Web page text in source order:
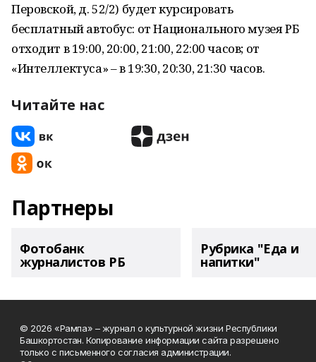
Перовской, д. 52/2) будет курсировать
бесплатный автобус: от Национального музея РБ
отходит в 19:00, 20:00, 21:00, 22:00 часов; от
«Интеллектуса» – в 19:30, 20:30, 21:30 часов.
Читайте нас
Партнеры
Фотобанк
журналистов РБ
Рубрика "Еда и
напитки"
© 2026 «Рампа» – журнал о культурной жизни Республики
Башкортостан. Копирование информации сайта разрешено
только с письменного согласия администрации.